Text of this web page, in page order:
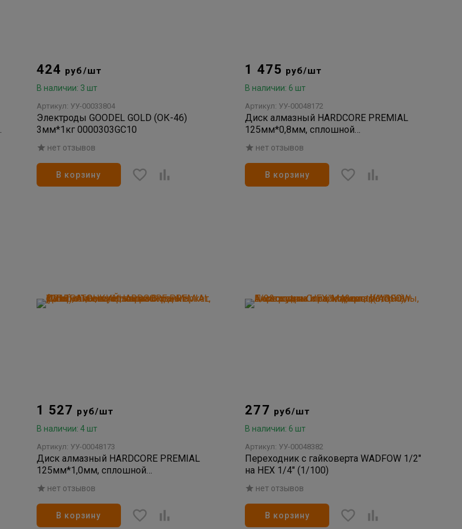
424 руб/шт
В наличии: 3 шт
Артикул: УУ-00033804
Электроды GOODEL GOLD (ОК-46)
3мм*1кг 0000303GC10
нет отзывов
В корзину
1 475 руб/шт
В наличии: 6 шт
Артикул: УУ-00048172
Диск алмазный HARDCORE PREMIAL
125мм*0,8мм, сплошной
УЛЬТРАТОНКИЙ, керамогранит (1/10)
нет отзывов
В корзину
1 527 руб/шт
В наличии: 4 шт
Артикул: УУ-00048173
Диск алмазный HARDCORE PREMIAL
125мм*1,0мм, сплошной
УЛЬТРАТОНКИЙ, керамогранит (1/10)
нет отзывов
В корзину
277 руб/шт
В наличии: 6 шт
Артикул: УУ-00048382
Переходник с гайковерта WADFOW 1/2"
на HEX 1/4" (1/100)
нет отзывов
В корзину